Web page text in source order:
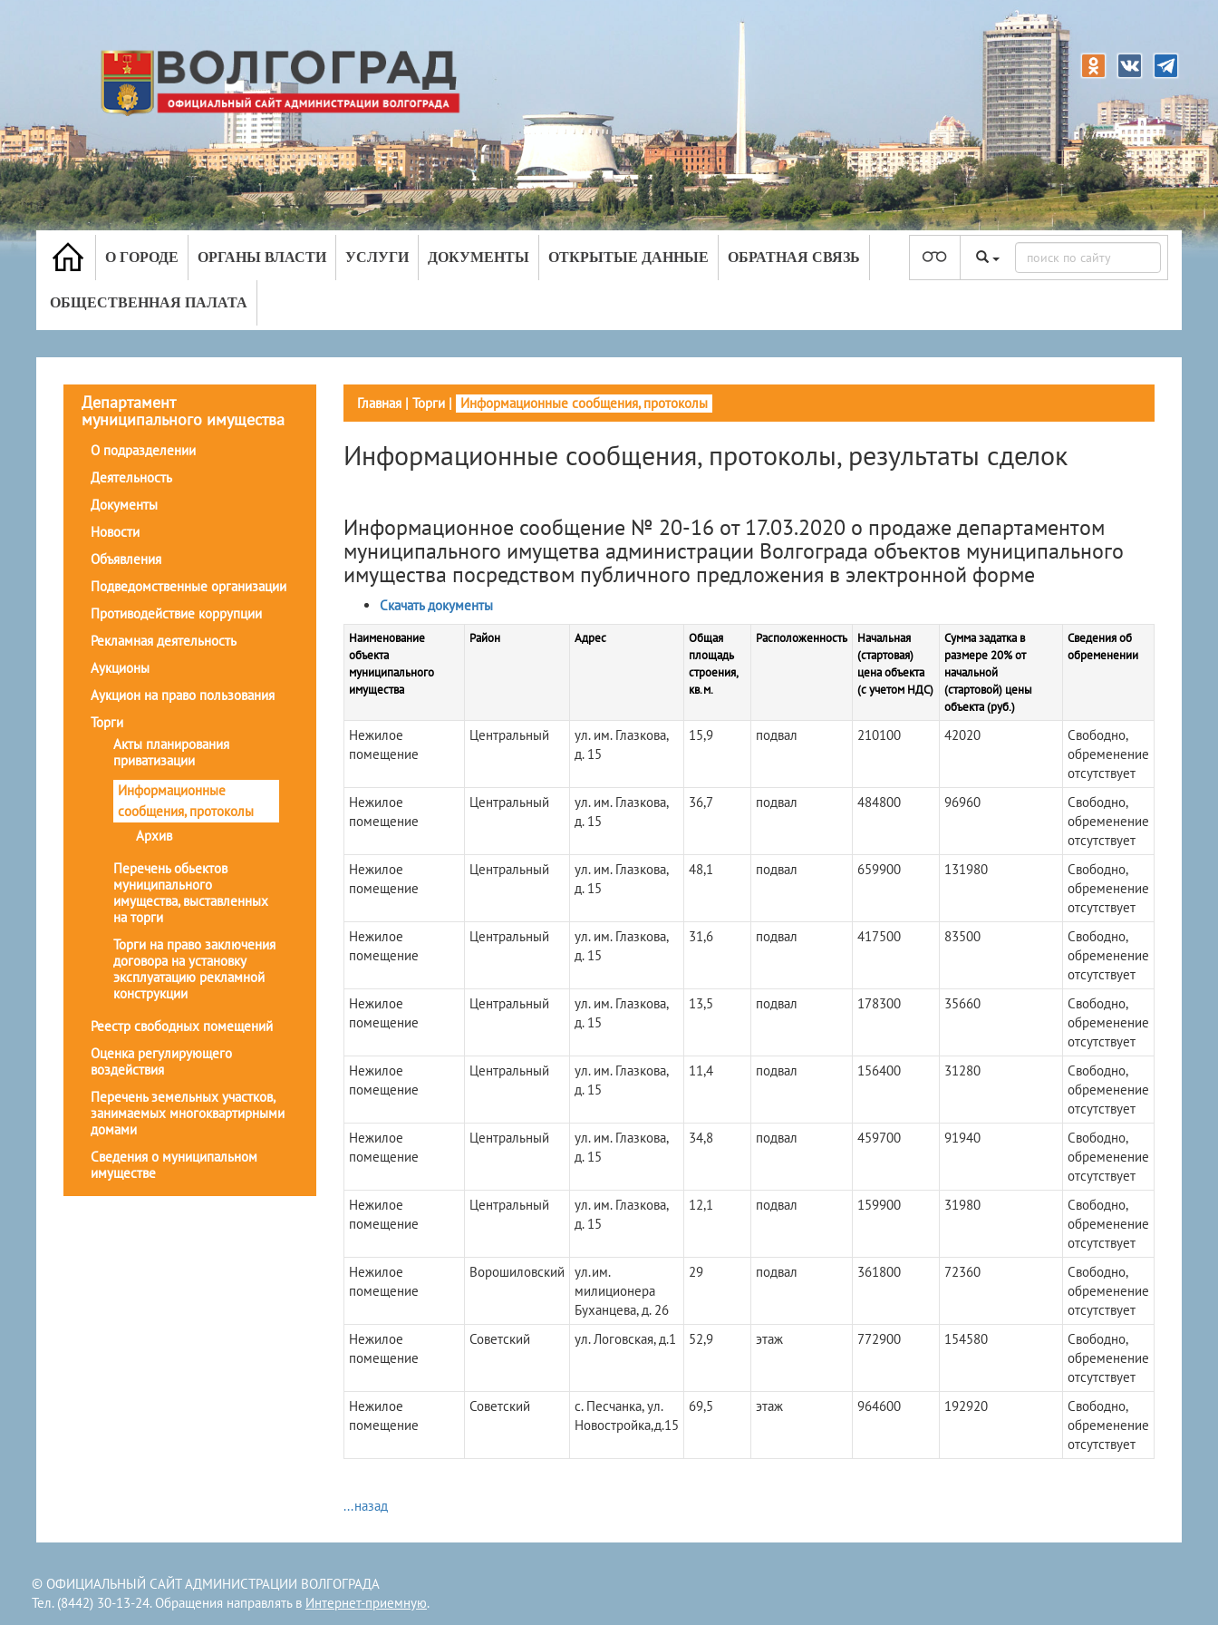
О ГОРОДЕ ОРГАНЫ ВЛАСТИ УСЛУГИ ДОКУМЕНТЫ ОТКРЫТЫЕ ДАННЫЕ ОБРАТНАЯ СВЯЗЬ
ОБЩЕСТВЕННАЯ ПАЛАТА
Департамент
муниципального имущества
О подразделении
Деятельность
Документы
Новости
Объявления
Подведомственные организации
Противодействие коррупции
Рекламная деятельность
Аукционы
Аукцион на право пользования
Торги
Акты планирования
приватизации
Информационные
сообщения, протоколы
Архив
Перечень обьектов
муниципального
имущества, выставленных
на торги
Торги на право заключения
договора на установку
эксплуатацию рекламной
конструкции
Реестр свободных помещений
Оценка регулирующего
воздействия
Перечень земельных участков,
занимаемых многоквартирными
домами
Сведения о муниципальном
имуществе
Главная| Торги| Информационные сообщения, протоколы
Информационные сообщения, протоколы, результаты сделок
Информационное сообщение № 20-16 от 17.03.2020 о продаже департаментом
муниципального имущетва администрации Волгограда объектов муниципального
имущества посредством публичного предложения в электронной форме
Скачать документы
Наименование
объекта
муниципального
имущества
Район Адрес
Общая
площадь
строения,
кв.м.
Расположенность
Начальная
(стартовая)
цена объекта
(с учетом НДС)
Сумма задатка в
размере 20% от
начальной
(стартовой) цены
объекта (руб.)
Сведения об
обременении
Нежилое
помещение
Центральный
ул. им. Глазкова,
д. 15
15,9 подвал 210100 42020
Свободно,
обременение
отсутствует
Нежилое
помещение
Центральный
ул. им. Глазкова,
д. 15
36,7 подвал 484800 96960
Свободно,
обременение
отсутствует
Нежилое
помещение
Центральный
ул. им. Глазкова,
д. 15
48,1 подвал 659900 131980
Свободно,
обременение
отсутствует
Нежилое
помещение
Центральный
ул. им. Глазкова,
д. 15
31,6 подвал 417500 83500
Свободно,
обременение
отсутствует
Нежилое
помещение
Центральный
ул. им. Глазкова,
д. 15
13,5 подвал 178300 35660
Свободно,
обременение
отсутствует
Нежилое
помещение
Центральный
ул. им. Глазкова,
д. 15
11,4 подвал 156400 31280
Свободно,
обременение
отсутствует
Нежилое
помещение
Центральный
ул. им. Глазкова,
д. 15
34,8 подвал 459700 91940
Свободно,
обременение
отсутствует
Нежилое
помещение
Центральный
ул. им. Глазкова,
д. 15
12,1 подвал 159900 31980
Свободно,
обременение
отсутствует
Нежилое
помещение
Ворошиловский
ул.им.
милиционера
Буханцева, д. 26
29 подвал 361800 72360
Свободно,
обременение
отсутствует
Нежилое
помещение
Советский ул. Логовская, д.1 52,9 этаж 772900 154580
Свободно,
обременение
отсутствует
Нежилое
помещение
Советский
с. Песчанка, ул.
Новостройка,д.15
69,5 этаж 964600 192920
Свободно,
обременение
отсутствует
...назад
© ОФИЦИАЛЬНЫЙ САЙТ АДМИНИСТРАЦИИ ВОЛГОГРАДА
Тел. (8442) 30-13-24. Обращения направлять в Интернет-приемную.